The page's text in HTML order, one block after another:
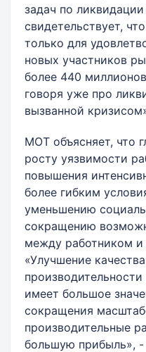
задач по
свидетельствует,
только для
новых участников
более 440
говоря уже про
вызванной
МОТ объясняет, что
росту уязвимости
повышения
более гибким
уменьшению
сокращению
между работником и
«Улучшение
имеет большое
сокращения
производительные
большую прибыль», -